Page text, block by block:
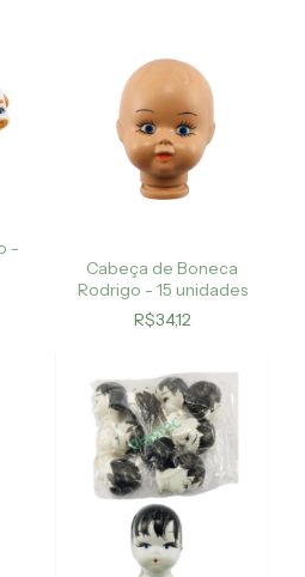
-
Cabeça de Boneca
Rodrigo - 15 unidades
R$34,12